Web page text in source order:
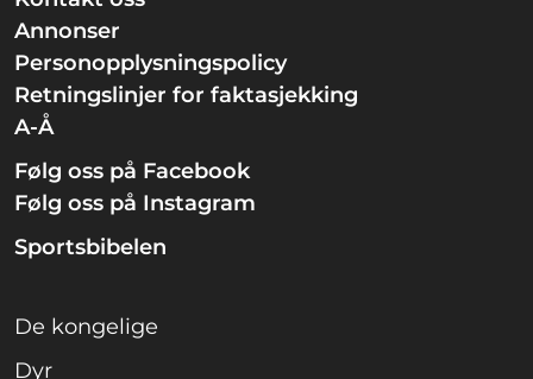
Annonser
Personopplysningspolicy
Retningslinjer for faktasjekking
A-Å
Følg oss på Facebook
Følg oss på Instagram
Sportsbibelen
De kongelige
Dyr